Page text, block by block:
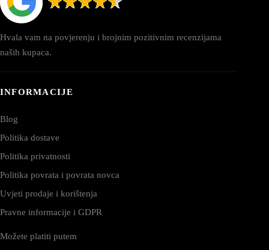
Hvala vam na povjerenju i brojnim pozitivnim recenzijama
naših kupaca.
INFORMACIJE
Blog
Politika dostave
Politika privatnosti
Politika povrata i povrata novca
Uvjeti prodaje i korištenja
Pravne informacije i GDPR
Možete platiti putem